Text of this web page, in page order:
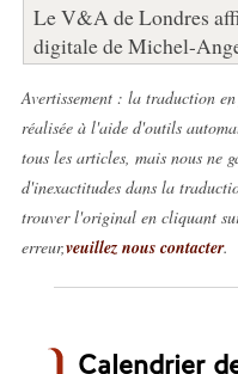
Le V&A de Londres
digitale de Michel-
Avertissement : la traduction
réalisée à l'aide d'outils
tous les articles, mais nous ne
d'inexactitudes dans la
trouver l'original en cliquant
erreur,veuillez nous contacter.
Calendrier